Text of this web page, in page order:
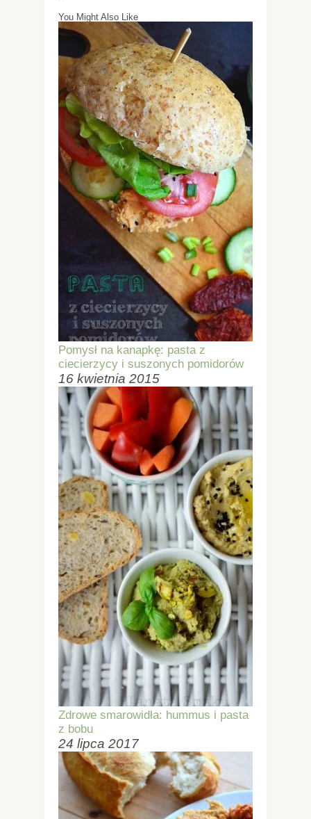
You Might Also Like
Pomysł na kanapkę: pasta z
ciecierzycy i suszonych pomidorów
16 kwietnia 2015
Zdrowe smarowidła: hummus i pasta
z bobu
24 lipca 2017